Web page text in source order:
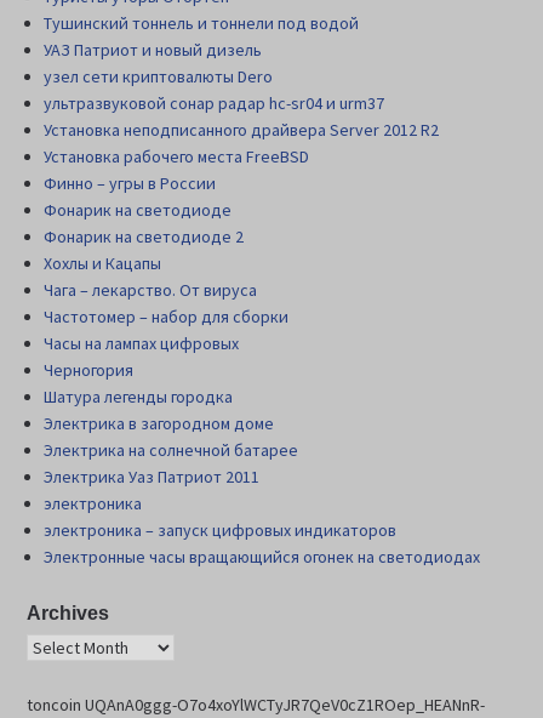
Тушинский тоннель и тоннели под водой
УАЗ Патриот и новый дизель
узел сети криптовалюты Dero
ультразвуковой сонар радар hc-sr04 и urm37
Установка неподписанного драйвера Server 2012 R2
Установка рабочего места FreeBSD
Финно – угры в России
Фонарик на светодиоде
Фонарик на светодиоде 2
Хохлы и Кацапы
Чага – лекарство. От вируса
Частотомер – набор для сборки
Часы на лампах цифровых
Черногория
Шатура легенды городка
Электрика в загородном доме
Электрика на солнечной батарее
Электрика Уаз Патриот 2011
электроника
электроника – запуск цифровых индикаторов
Электронные часы вращающийся огонек на светодиодах
Archives
toncoin UQAnA0ggg-O7o4xoYlWCTyJR7QeV0cZ1ROep_HEANnR-